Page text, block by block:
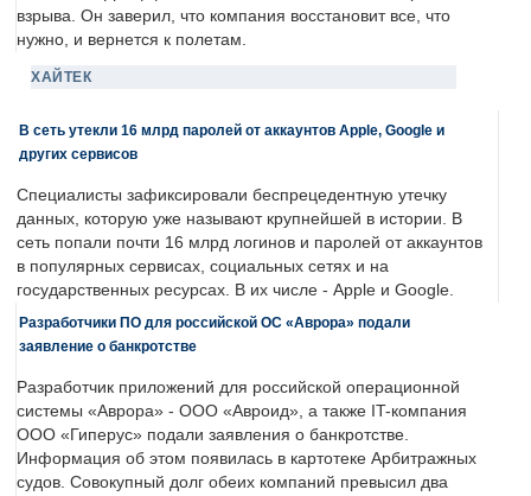
взрыва. Он заверил, что компания восстановит все, что
нужно, и вернется к полетам.
ХАЙТЕК
В сеть утекли 16 млрд паролей от аккаунтов Apple, Google и
других сервисов
Специалисты зафиксировали беспрецедентную утечку
данных, которую уже называют крупнейшей в истории. В
сеть попали почти 16 млрд логинов и паролей от аккаунтов
в популярных сервисах, социальных сетях и на
государственных ресурсах. В их числе - Apple и Google.
Разработчики ПО для российской ОС «Аврора» подали
заявление о банкротстве
Разработчик приложений для российской операционной
системы «Аврора» - ООО «Авроид», а также IT-компания
ООО «Гиперус» подали заявления о банкротстве.
Информация об этом появилась в картотеке Арбитражных
судов. Совокупный долг обеих компаний превысил два